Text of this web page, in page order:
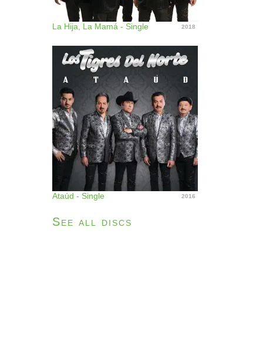
La Hija, La Mamá - Single 2018
Ataúd - Single 2016
See all discs